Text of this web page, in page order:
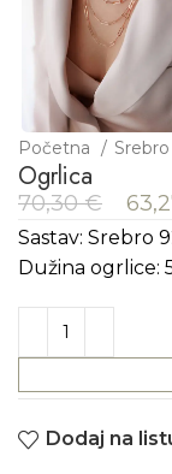
Početna Srebro
Ogrlica
70,30€
Sastav: Srebro
Dužina ogrlice:
Dodaj na